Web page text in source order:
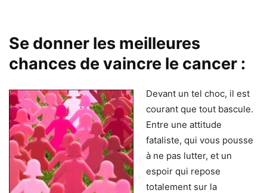
Se donner les meilleures
chances de vaincre le cancer :
Devant un tel choc, il est
courant que tout bascule.
Entre une attitude
fataliste, qui vous pousse
à ne pas lutter, et un
espoir qui repose
totalement sur la